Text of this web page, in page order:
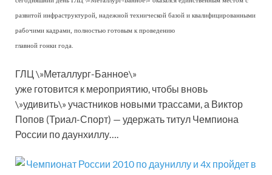
развитой инфраструктурой, надежной технической базой и квалифицированными
рабочими кадрами, полностью готовым к проведению
главной гонки года.
ГЛЦ \»Металлург-Банное\»
уже готовится к мероприятию, чтобы вновь
\»удивить\» участников новыми трассами, а Виктор
Попов (Триал-Спорт) — удержать титул Чемпиона
России по даунхиллу….